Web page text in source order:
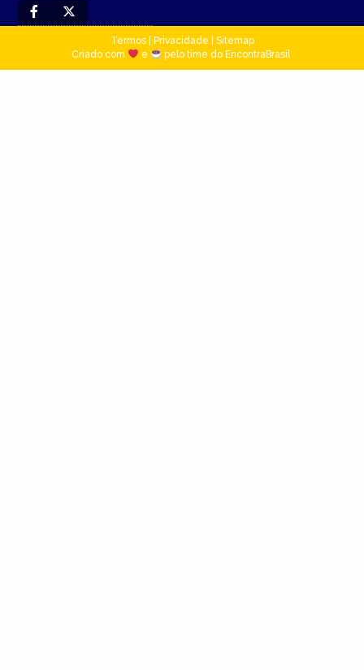
Termos| Privacidade
Sitemap
Criado com
e pelo time do EncontraBrasil